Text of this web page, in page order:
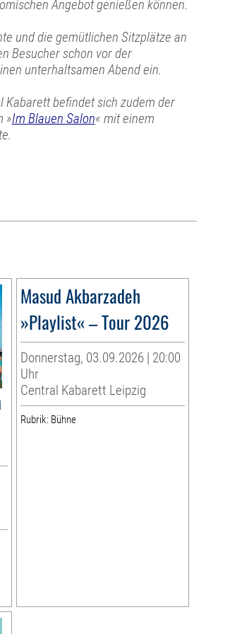
Angebot genießen können.
und die gemütlichen Sitzplätze an
Besucher schon vor der
unterhaltsamen Abend ein.
Kabarett befindet sich zudem der
»Im Blauen Salon« mit einem
Masud Akbarzadeh
»Playlist« – Tour 2026
Donnerstag, 03.09.2026 | 20:00
Uhr
Central Kabarett Leipzig
Rubrik: Bühne